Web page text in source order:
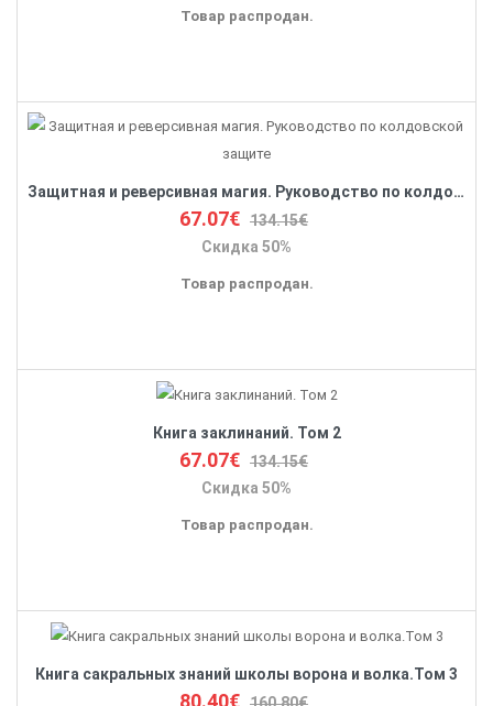
Товар распродан.
Защитная и реверсивная магия. Руководство по колдовской защите
67.07€ 134.15€
Скидка 50%
Товар распродан.
Книга заклинаний. Том 2
67.07€ 134.15€
Скидка 50%
Товар распродан.
Книга сакральных знаний школы ворона и волка.Том 3